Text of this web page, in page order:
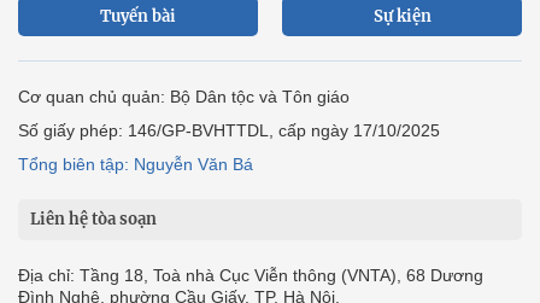
Tuyến bài Sự kiện
Cơ quan chủ quản: Bộ Dân tộc và Tôn giáo
Số giấy phép: 146/GP-BVHTTDL, cấp ngày 17/10/2025
Tổng biên tập: Nguyễn Văn Bá
Liên hệ tòa soạn
Địa chỉ: Tầng 18, Toà nhà Cục Viễn thông (VNTA), 68 Dương
Đình Nghệ, phường Cầu Giấy, TP. Hà Nội.